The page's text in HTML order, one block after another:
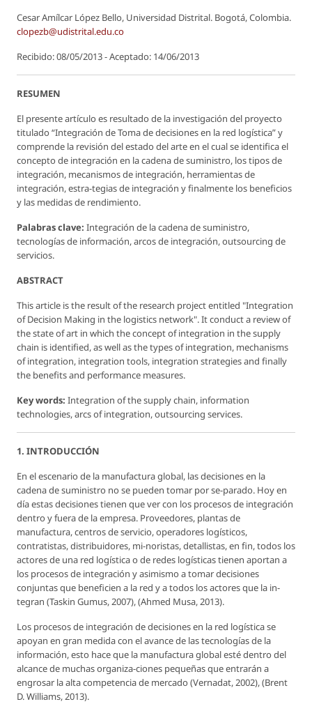
Cesar Amílcar López Bello, Universidad Distrital. Bogotá, Colombia.
clopezb@udistrital.edu.co
Recibido: 08/05/2013 - Aceptado: 14/06/2013
RESUMEN
El presente artículo es resultado de la investigación del proyecto
titulado “Integración de Toma de decisiones en la red logística” y
comprende la revisión del estado del arte en el cual se identifica el
concepto de integración en la cadena de suministro, los tipos de
integración, mecanismos de integración, herramientas de
integración, estra-tegias de integración y finalmente los beneficios
y las medidas de rendimiento.
Palabras clave: Integración de la cadena de suministro,
tecnologías de información, arcos de integración, outsourcing de
servicios.
ABSTRACT
This article is the result of the research project entitled "Integration
of Decision Making in the logistics network". It conduct a review of
the state of art in which the concept of integration in the supply
chain is identified, as well as the types of integration, mechanisms
of integration, integration tools, integration strategies and finally
the benefits and performance measures.
Key words: Integration of the supply chain, information
technologies, arcs of integration, outsourcing services.
1. INTRODUCCIÓN
En el escenario de la manufactura global, las decisiones en la
cadena de suministro no se pueden tomar por se-parado. Hoy en
día estas decisiones tienen que ver con los procesos de integración
dentro y fuera de la empresa. Proveedores, plantas de
manufactura, centros de servicio, operadores logísticos,
contratistas, distribuidores, mi-noristas, detallistas, en fin, todos los
actores de una red logística o de redes logísticas tienen aportan a
los procesos de integración y asimismo a tomar decisiones
conjuntas que beneficien a la red y a todos los actores que la in-
tegran (Taskin Gumus, 2007), (Ahmed Musa, 2013).
Los procesos de integración de decisiones en la red logística se
apoyan en gran medida con el avance de las tecnologías de la
información, esto hace que la manufactura global esté dentro del
alcance de muchas organiza-ciones pequeñas que entrarán a
engrosar la alta competencia de mercado (Vernadat, 2002), (Brent
D. Williams, 2013).